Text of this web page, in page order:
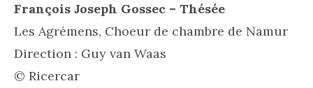
François Joseph Gossec – Thésée
Les Agrémens, Choeur de chambre de Namur
Direction : Guy van Waas
© Ricercar